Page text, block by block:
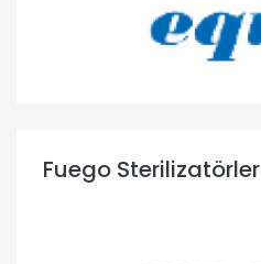
Fuego Sterilizatörler